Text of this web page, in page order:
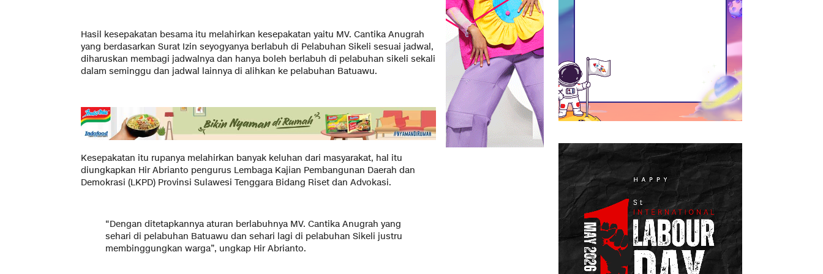
Hasil kesepakatan besama itu melahirkan kesepakatan yaitu MV. Cantika Anugrah
yang berdasarkan Surat Izin seyogyanya berlabuh di Pelabuhan Sikeli sesuai jadwal,
diharuskan membagi jadwalnya dan hanya boleh berlabuh di pelabuhan sikeli sekali
dalam seminggu dan jadwal lainnya di alihkan ke pelabuhan Batuawu.
Kesepakatan itu rupanya melahirkan banyak keluhan dari masyarakat, hal itu
diungkapkan Hir Abrianto pengurus Lembaga Kajian Pembangunan Daerah dan
Demokrasi (LKPD) Provinsi Sulawesi Tenggara Bidang Riset dan Advokasi.
“Dengan ditetapkannya aturan berlabuhnya MV. Cantika Anugrah yang
sehari di pelabuhan Batuawu dan sehari lagi di pelabuhan Sikeli justru
membinggungkan warga”, ungkap Hir Abrianto.